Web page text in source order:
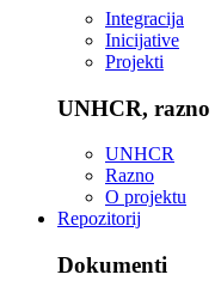
Integracija
Inicijative
Projekti
UNHCR, razno
UNHCR
Razno
O projektu
Repozitorij
Dokumenti